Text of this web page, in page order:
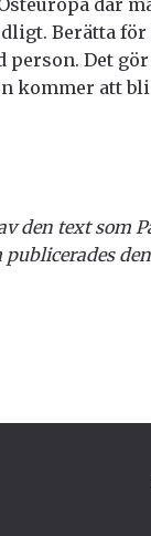
där
Berätta
Det
kommer att bli
den text som
publicerades